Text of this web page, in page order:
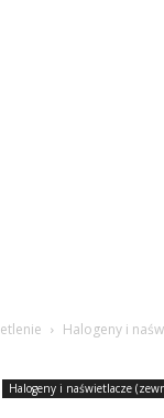
Halogeny i
Halogeny i naświetlacze